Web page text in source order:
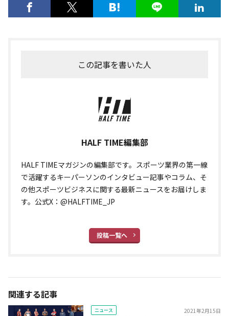
この記事を書いた人
HALF TIME編集部
HALF TIMEマガジンの編集部です。スポーツ業界の第一線
で活躍するキーパーソンのインタビュー記事やコラム、そ
の他スポーツビジネスに関する最新ニュースをお届けしま
す。公式X：@HALFTIME_JP
投稿一覧へ
関連する記事
ニュース 2021年2月15日